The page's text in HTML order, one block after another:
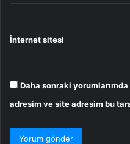
İnternet sitesi
Daha sonraki
adresim ve site adresim bu